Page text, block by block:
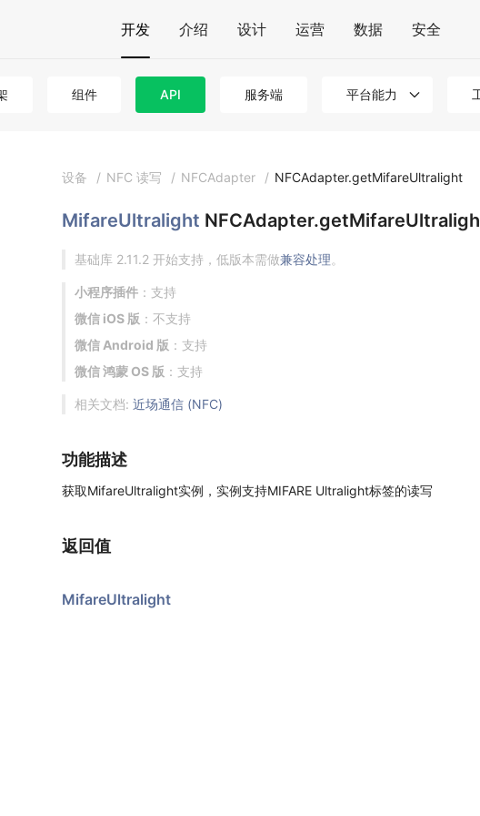
开发 介绍 设计 运营 数据 安全
组件 API 服务端 平台能力
设备 / NFC 读写 / NFCAdapter / NFCAdapter.getMifareUltralight
MifareUltralight
基础库 2.11.2 开始支持，低版本需做兼容处理。
小程序插件 ：支持
微信 iOS 版 ：不支持
微信 Android 版 ：支持
微信 鸿蒙 OS 版 ：支持
相关文档: 近场通信 (NFC)
功能描述
获取MifareUltralight实例，实例支持MIFARE Ultralight标签的读写
返回值
MifareUltralight